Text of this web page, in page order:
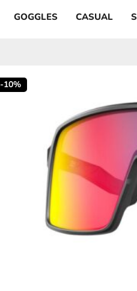
GOGGLES CASUAL
-10%